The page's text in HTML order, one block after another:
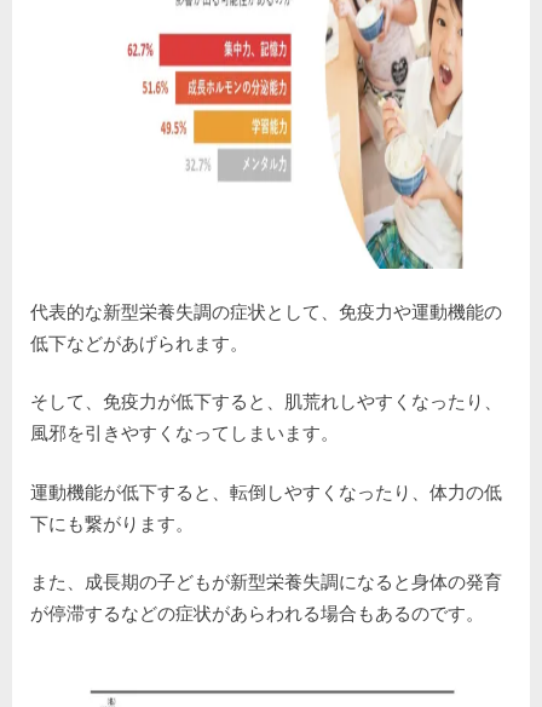
代表的な新型栄養失調の症状として、免疫力や運動機能の
低下などがあげられます。
そして、免疫力が低下すると、肌荒れしやすくなったり、
風邪を引きやすくなってしまいます。
運動機能が低下すると、転倒しやすくなったり、体力の低
下にも繋がります。
また、成長期の子どもが新型栄養失調になると身体の発育
が停滞するなどの症状があらわれる場合もあるのです。